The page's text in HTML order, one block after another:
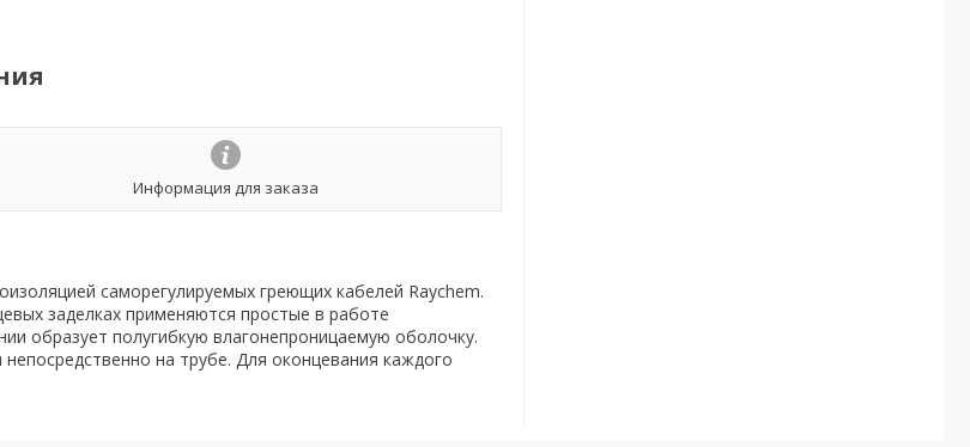
Информация для заказа
саморегулируемых греющих кабелей Raychem.
заделках применяются простые в работе
образует полугибкую влагонепроницаемую оболочку.
на трубе. Для оконцевания каждого